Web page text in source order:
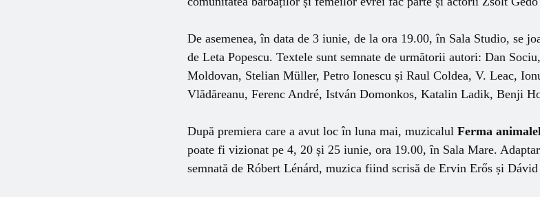
De asemenea, în data de 3 iunie, de la ora 19.00, în Sala Studio, se
de Leta Popescu. Textele sunt semnate de următorii autori: Dan
Moldovan, Stelian Müller, Petro Ionescu și Raul Coldea, V. Leac,
Vlădăreanu, Ferenc André, István Domonkos, Katalin Ladik, Benji
După premiera care a avut loc în luna mai, muzicalul Ferma
poate fi vizionat pe 4, 20 și 25 iunie, ora 19.00, în Sala Mare.
semnată de Róbert Lénárd, muzica fiind scrisă de Ervin Erős și